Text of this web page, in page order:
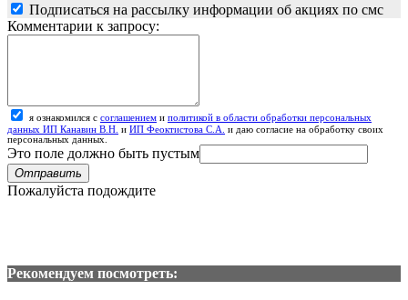
Подписаться на рассылку информации об акциях по смс
Комментарии к запросу:
я ознакомился с соглашением и политикой в области обработки персональных
данных ИП Канавин В.Н. и ИП Феоктистова С.А. и даю согласие на обработку своих
персональных данных.
Это поле должно быть пустым
Отправить
Пожалуйста подождите
Рекомендуем посмотреть: